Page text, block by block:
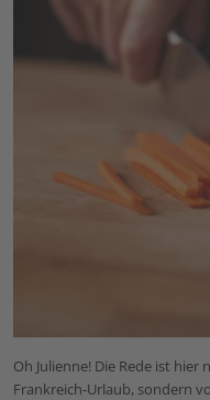
Oh Julienne! Die Rede ist
Frankreich-Urlaub, sondern